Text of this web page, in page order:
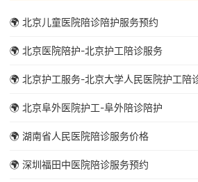
🌍 北京儿童医院陪诊陪护服务预约
🌍 北京医院陪护-北京护工陪诊服务
🌍 北京护工服务-北京大学人民医院护工陪
🌍 北京阜外医院护工-阜外陪诊陪护
🌍 湖南省人民医院陪诊服务价格
🌍 深圳福田中医院陪诊服务预约